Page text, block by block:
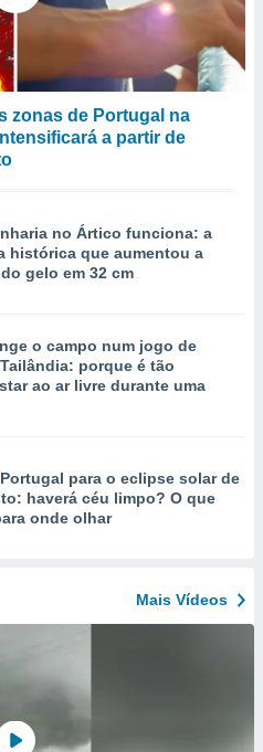
zonas de Portugal na
a partir de
no Ártico funciona: a
histórica que aumentou a
gelo em 32 cm
o campo num jogo de
porque é tão
ao ar livre durante uma
para o eclipse solar de
haverá céu limpo? O que
onde olhar
Mais Vídeos